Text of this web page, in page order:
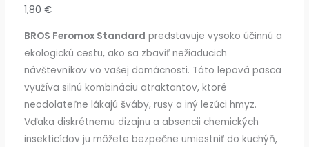
1,80 €
BROS Feromox Standard predstavuje vysoko účinnú a
ekologickú cestu, ako sa zbaviť nežiaducich
návštevníkov vo vašej domácnosti. Táto lepová pasca
využíva silnú kombináciu atraktantov, ktoré
neodolateľne lákajú šváby, rusy a iný lezúci hmyz.
Vďaka diskrétnemu dizajnu a absencii chemických
insekticídov ju môžete bezpečne umiestniť do kuchýň,